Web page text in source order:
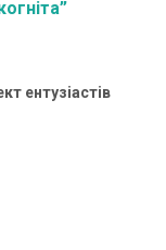
ентузіастів